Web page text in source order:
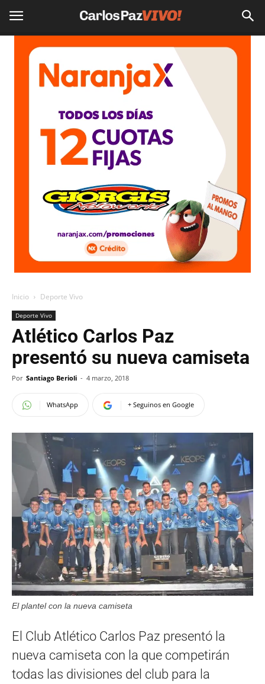
Inicio Deporte Vivo
Deporte Vivo
Atlético Carlos Paz
presentó su nueva camiseta
Por Santiago Berioli - 4 marzo, 2018
WhatsApp + Seguinos en Google
El plantel con la nueva camiseta
El Club Atlético Carlos Paz presentó la
nueva camiseta con la que competirán
todas las divisiones del club para la